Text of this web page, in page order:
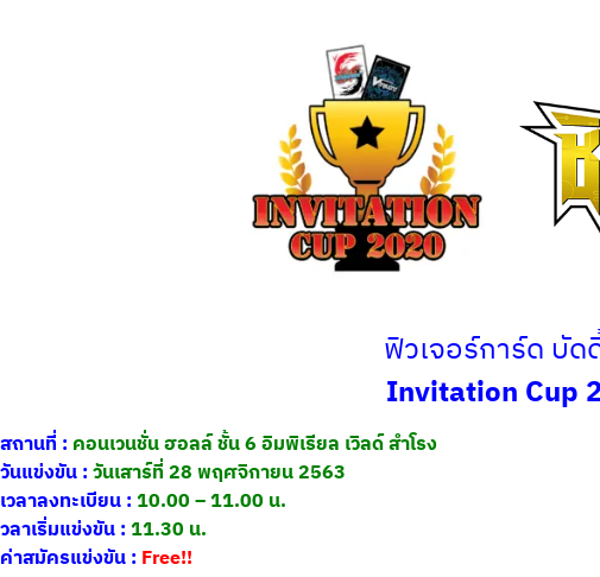
ฟิวเจอร์การ์ด บัด
Invitation Cup
สถานที่ : คอนเวนชั่น ฮอลล์ ชั้น 6 อิมพิเรียล เวิลด์ สำโรง
วันแข่งขัน :วันเสาร์ที่ 28 พฤศจิกายน 2563
เวลาลงทะเบียน :10.00 – 11.00 น.
วลาเริ่มแข่งขัน :11.30 น.
ค่าสมัครแข่งขัน : Free!!